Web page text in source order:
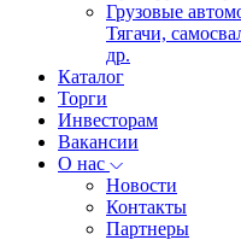
Грузовые
Тягачи,
др.
Каталог
Торги
Инвесторам
Вакансии
О нас
Новости
Контакты
Партнеры